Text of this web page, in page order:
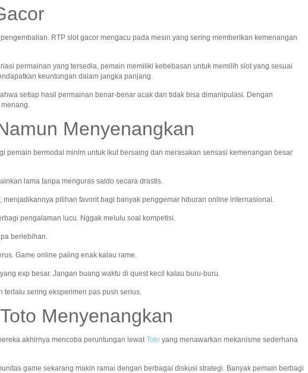
RTP slot gacor mengacu pada mesin yang sering memberikan kemenangan
permainan yang tersedia, pemain memiliki kebebasan untuk memilih slot yang sesuai
keuntungan dalam jangka panjang.
setiap hasil permainan benar-benar acak dan tidak bisa dimanipulasi. Dengan
Menyenangkan
pemain bermodal minim untuk ikut bersaing dan merasakan sensasi kemenangan besar
lama tanpa menguras saldo secara drastis.
pilihan favorit bagi banyak penggemar hiburan online internasional.
pengalaman lucu. Nggak melulu soal kompetisi.
berlebihan.
Game online paling enak kalau rame.
exp besar. Jangan buang waktu di quest kecil kalau buru-buru.
terlalu sering eksperimen pas push serius.
Menyenangkan
akhirnya mencoba peruntungan lewatToto yang menawarkan mekanisme sederhana
game sekarang makin ramai dengan berbagai diskusi strategi. Banyak pemain berbagi